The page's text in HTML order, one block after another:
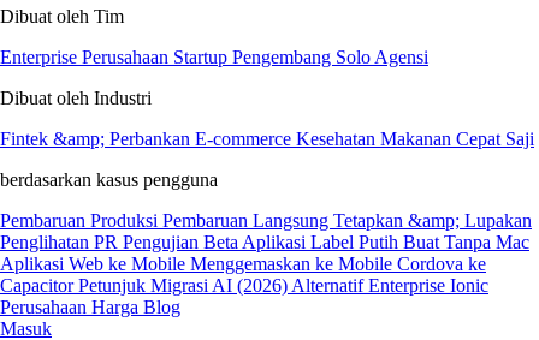
Dibuat oleh Tim
Enterprise Perusahaan Startup Pengembang Solo Agensi
Dibuat oleh Industri
Fintek &amp; Perbankan E-commerce Kesehatan Makanan Cepat Saji
berdasarkan kasus pengguna
Pembaruan Produksi Pembaruan Langsung Tetapkan &amp; Lupakan
Penglihatan PR Pengujian Beta Aplikasi Label Putih Buat Tanpa Mac
Aplikasi Web ke Mobile Menggemaskan ke Mobile Cordova ke
CapacitorPetunjuk Migrasi AI (2026) Alternatif Enterprise Ionic
Perusahaan Harga Blog
Masuk